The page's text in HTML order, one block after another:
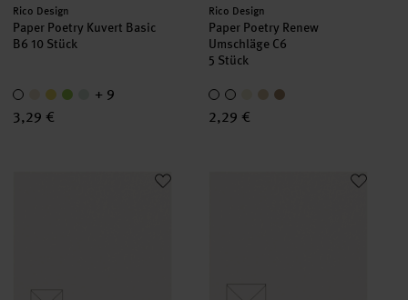
Hersteller:
Rico Design
Paper Poetry Kuvert Basic
B6 10 Stück
+ 9
3,29 €
Hersteller:
Rico Design
Paper Poetry Renew
Umschläge C6
5 Stück
2,29 €
Paper Poetry Kuvert Essentials C6 5 StückPaper Poetry Kuvert Essentials